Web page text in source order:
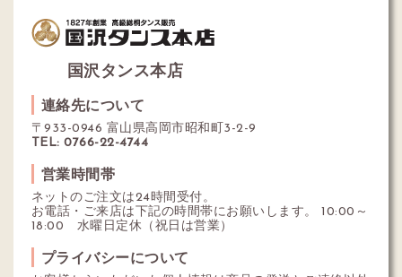
国沢タンス本店
連絡先について
〒933-0946 富山県高岡市昭和町3-2-9
TEL: 0766-22-4744
営業時間帯
ネットのご注文は24時間受付。
お電話・ご来店は下記の時間帯にお願いします。 10:00～
18:00 水曜日定休（祝日は営業）
プライバシーについて